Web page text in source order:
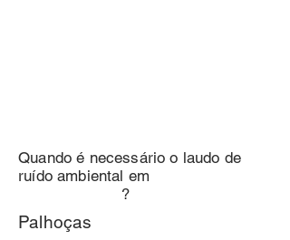
Quando é necessário o laudo de
ruído ambiental em
?
Palhoças